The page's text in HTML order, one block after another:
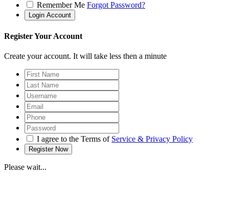
Remember Me Forgot Password?
Register Your Account
Create your account. It will take less then a minute
I agree to the Terms of Service & Privacy Policy
Please wait...